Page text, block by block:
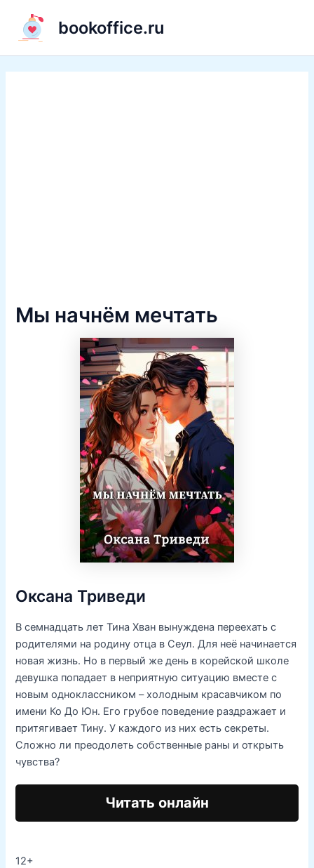
содержимому
bookoffice.ru
Мы начнём мечтать
Оксана Триведи
В семнадцать лет Тина Хван вынуждена переехать с
родителями на родину отца в Сеул. Для неё начинается
новая жизнь. Но в первый же день в корейской школе
девушка попадает в неприятную ситуацию вместе с
новым одноклассником – холодным красавчиком по
имени Ко До Юн. Его грубое поведение раздражает и
притягивает Тину. У каждого из них есть секреты.
Сложно ли преодолеть собственные раны и открыть
чувства?
Читать онлайн
12+